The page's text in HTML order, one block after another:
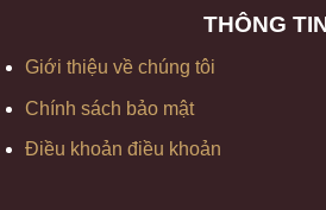
THÔNG
Giới thiệu về chúng tôi
Chính sách bảo mật
Điều khoản điều khoản